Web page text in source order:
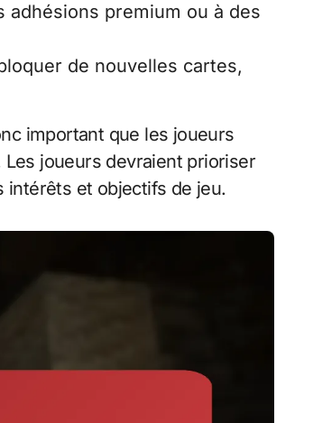
adhésions premium ou à des
de nouvelles cartes,
important que les joueurs
joueurs devraient prioriser
intérêts et objectifs de jeu.